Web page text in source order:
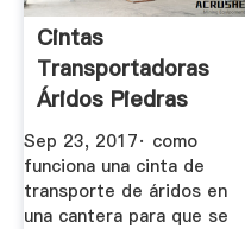
Cintas
Transportadoras
Áridos Piedras
Arena Minas De ...
Sep 23, 2017· como
funciona una cinta de
transporte de áridos en
una cantera para que se